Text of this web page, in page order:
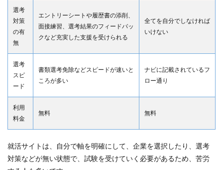
選考
対策
の有
無
エントリーシートや履歴書の添削、
面接練習、選考結果のフィードバッ
クなど充実した支援を受けられる
全てを自分でしなければ
いけない
選考
スピ
ード
書類選考免除などスピードが速いと
ころが多い
ナビに記載されているフ
ロー通り
利用
料金
無料 無料
就活サイトは、自分で軸を明確にして、企業を選択したり、選考
対策などが無い状態で、試験を受けていく必要があるため、苦労